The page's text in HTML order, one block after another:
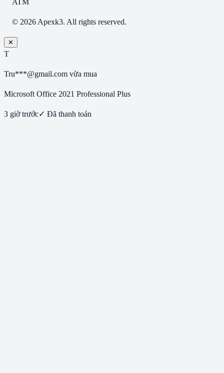
ATM
© 2026 Apexk3. All rights reserved.
✕
T
Tru***@gmail.com vừa mua
Microsoft Office 2021 Professional Plus
3 giờ trước✓ Đã thanh toán